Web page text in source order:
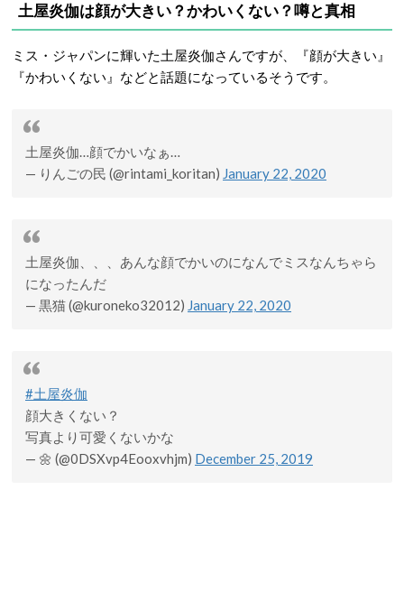
土屋炎伽は顔が大きい？かわいくない？噂と真相
ミス・ジャパンに輝いた土屋炎伽さんですが、『顔が大きい』
『かわいくない』などと話題になっているそうです。
土屋炎伽…顔でかいなぁ…
— りんごの民 (@rintami_koritan) January 22, 2020
土屋炎伽、、、あんな顔でかいのになんでミスなんちゃら
になったんだ
— 黒猫 (@kuroneko32012) January 22, 2020
#土屋炎伽
顔大きくない？
写真より可愛くないかな
— 🌼 (@0DSXvp4Eooxvhjm) December 25, 2019